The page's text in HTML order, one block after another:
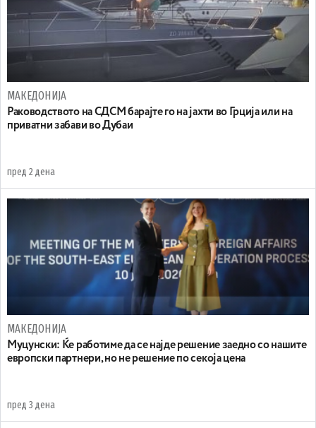
МАКЕДОНИЈА
Раководството на СДСМ барајте го на јахти во Грција или на
приватни забави во Дубаи
пред 2 дена
МАКЕДОНИЈА
Муцунски: Ќе работиме да се најде решение заедно со нашите
европски партнери, но не решение по секоја цена
пред 3 дена